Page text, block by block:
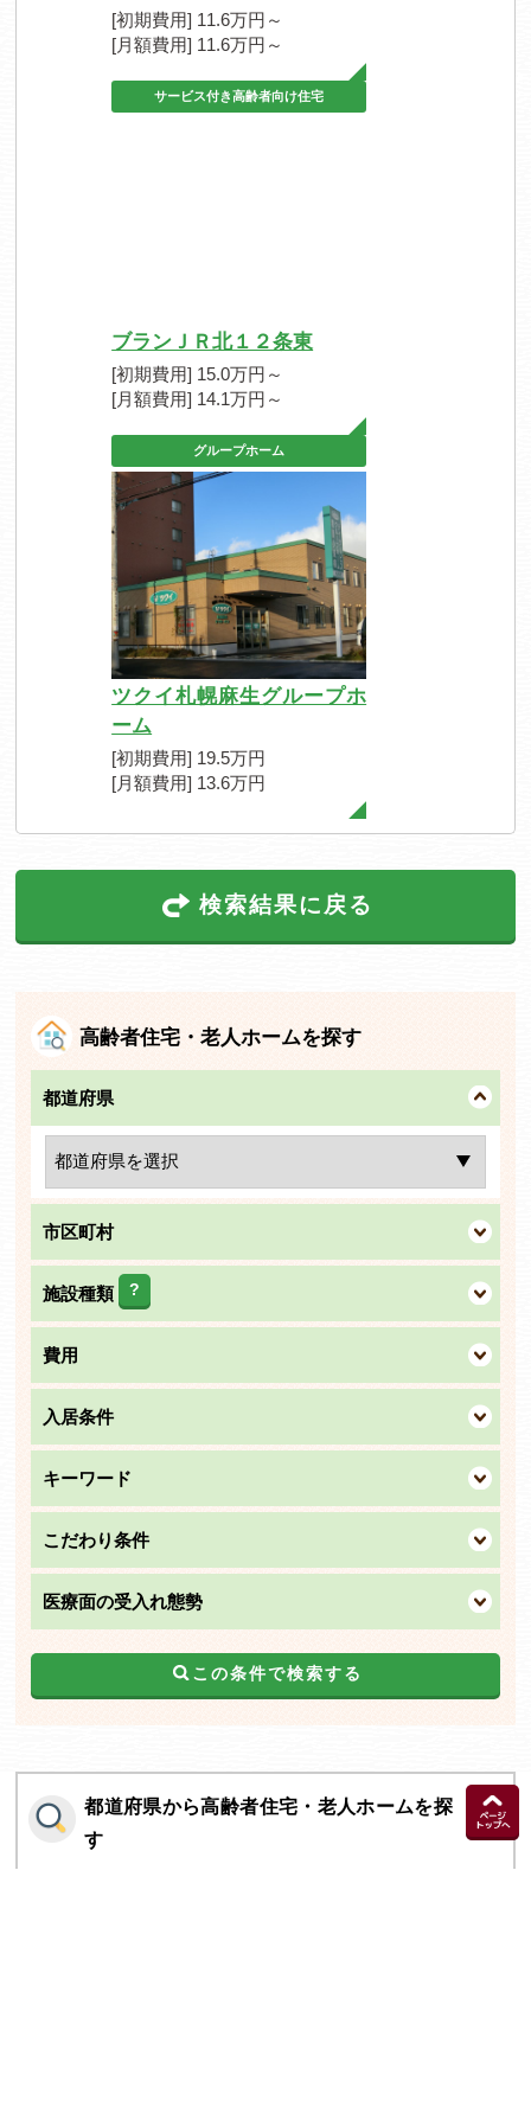
[初期費用] 11.6万円～
[月額費用] 11.6万円～
サービス付き高齢者向け住宅
ブランＪＲ北１２条東
[初期費用] 15.0万円～
[月額費用] 14.1万円～
グループホーム
ツクイ札幌麻生グループホ
ーム
[初期費用] 19.5万円
[月額費用] 13.6万円
検索結果に戻る
高齢者住宅・老人ホームを探す
都道府県
市区町村
施設種類 ?
費用
入居条件
キーワード
こだわり条件
医療面の受入れ態勢
この条件で検索する
都道府県から高齢者住宅・老人ホームを探
す